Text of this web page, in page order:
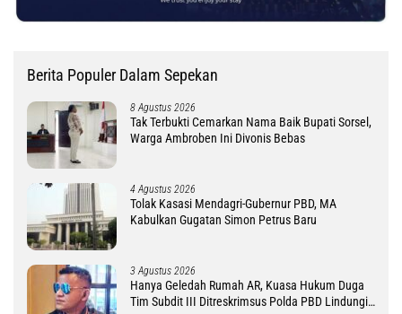
Berita Populer Dalam Sepekan
8 Agustus 2026
Tak Terbukti Cemarkan Nama Baik Bupati Sorsel,
Warga Ambroben Ini Divonis Bebas
4 Agustus 2026
Tolak Kasasi Mendagri-Gubernur PBD, MA
Kabulkan Gugatan Simon Petrus Baru
3 Agustus 2026
Hanya Geledah Rumah AR, Kuasa Hukum Duga
Tim Subdit III Ditreskrimsus Polda PBD Lindungi